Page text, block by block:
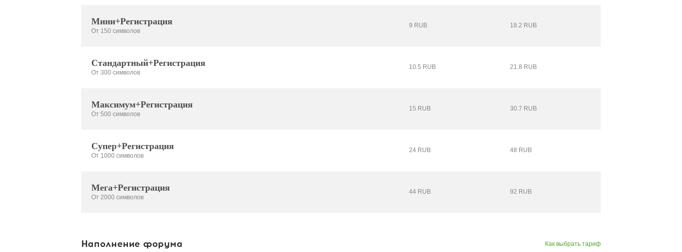
Мини+Регистрация
От 150 символов
9 RUB 18.2 RUB
Стандартный+Регистрация
От 300 символов
10.5 RUB 21.8 RUB
Максимум+Регистрация
От 500 символов
15 RUB 30.7 RUB
Супер+Регистрация
От 1000 символов
24 RUB 48 RUB
Мега+Регистрация
От 2000 символов
44 RUB 92 RUB
Наполнение форума Как выбрать тариф